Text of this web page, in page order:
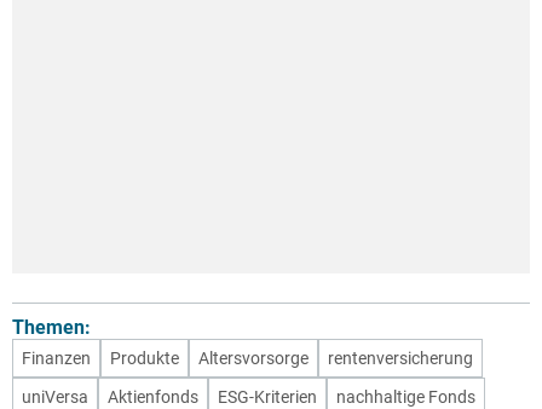
Themen:
Finanzen Produkte Altersvorsorge
rentenversicherung
uniVersa
Aktienfonds ESG-Kriterien
nachhaltige Fonds